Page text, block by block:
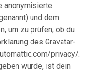
anonymisierte
und dem
um zu prüfen, ob du
des Gravatar-
privacy/.
wurde, ist dein